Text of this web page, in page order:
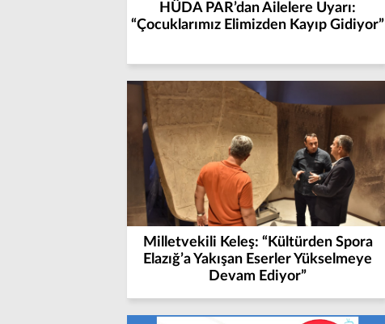
HÜDA PAR’dan Ailelere Uyarı:
“Çocuklarımız Elimizden Kayıp Gidiyor”
Milletvekili Keleş: “Kültürden Spora
Elazığ’a Yakışan Eserler Yükselmeye
Devam Ediyor”